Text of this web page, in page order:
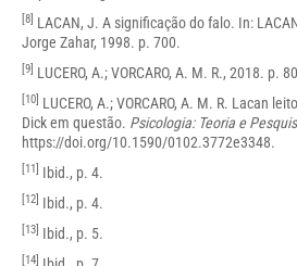
[8] LACAN, J. A significação do falo. In:
Jorge Zahar, 1998. p. 700.
[9] LUCERO, A.; VORCARO, A. M. R., 2018. p.
[10] LUCERO, A.; VORCARO, A. M. R. Lacan
Dick em questão. Psicologia: Teoria e
https://doi.org/10.1590/0102.3772e3348.
[11] Ibid., p. 4.
[12] Ibid., p. 4.
[13] Ibid., p. 5.
[14]